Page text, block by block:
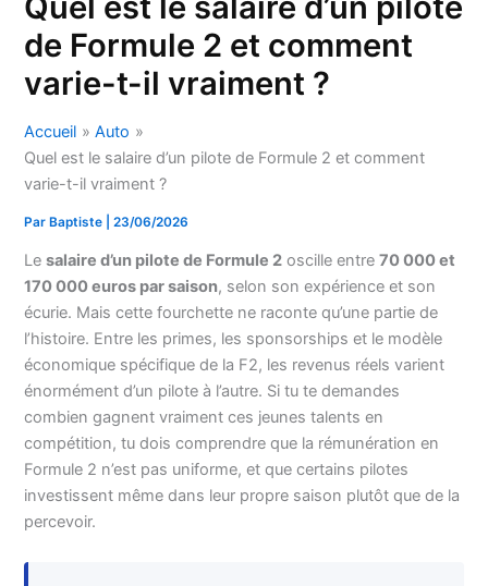
de Formule 2 et comment
varie-t-il vraiment ?
Accueil
Auto
Quel est le salaire d’un pilote de Formule 2 et comment
varie-t-il vraiment ?
ParBaptiste |23/06/2026
Lesalaire d’un pilote de Formule 2 oscille entre70 000 et
170 000 euros par saison, selon son expérience et son
écurie. Mais cette fourchette ne raconte qu’une partie de
l’histoire. Entre les primes, les sponsorships et le modèle
économique spécifique de la F2, les revenus réels varient
énormément d’un pilote à l’autre. Si tu te demandes
combien gagnent vraiment ces jeunes talents en
compétition, tu dois comprendre que la rémunération en
Formule 2 n’est pas uniforme, et que certains pilotes
investissent même dans leur propre saison plutôt que de la
percevoir.